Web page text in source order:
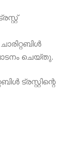
ചെയ്തു.
ട്രസ്റ്റിന്റെ